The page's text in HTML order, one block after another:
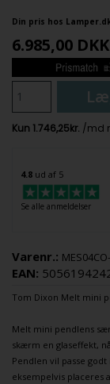
Din pris hos
6.985,00 DKK
4.8 ud af 5
Se alle anmeldelser
Varenr.:
EAN:
Tom Dixon Melt mini
Melt mini pendlens
skærm en glaseffekt,
Pendlen vil passe
eksempelvis placeres